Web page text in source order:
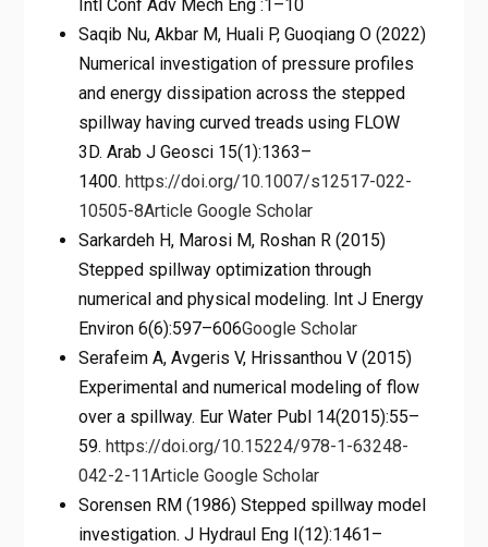
Intl Conf Adv Mech Eng :1–10
Saqib Nu, Akbar M, Huali P, Guoqiang O (2022)
Numerical investigation of pressure profiles
and energy dissipation across the stepped
spillway having curved treads using FLOW
3D. Arab J Geosci 15(1):1363–
1400. https://doi.org/10.1007/s12517-022-
10505-8Article Google Scholar
Sarkardeh H, Marosi M, Roshan R (2015)
Stepped spillway optimization through
numerical and physical modeling. Int J Energy
Environ 6(6):597–606Google Scholar
Serafeim A, Avgeris V, Hrissanthou V (2015)
Experimental and numerical modeling of flow
over a spillway. Eur Water Publ 14(2015):55–
59. https://doi.org/10.15224/978-1-63248-
042-2-11Article Google Scholar
Sorensen RM (1986) Stepped spillway model
investigation. J Hydraul Eng I(12):1461–